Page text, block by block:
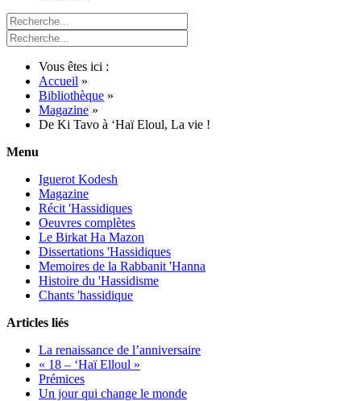
Vous êtes ici :
Accueil »
Bibliothèque »
Magazine »
De Ki Tavo à ‘Haï Eloul, La vie !
Menu
Iguerot Kodesh
Magazine
Récit 'Hassidiques
Oeuvres complètes
Le Birkat Ha Mazon
Dissertations 'Hassidiques
Memoires de la Rabbanit 'Hanna
Histoire du 'Hassidisme
Chants 'hassidique
Articles liés
La renaissance de l’anniversaire
« 18 – ‘Haï Elloul »
Prémices
Un jour qui change le monde